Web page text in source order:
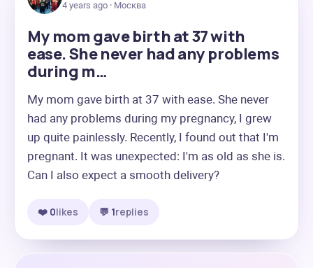
4 years ago · Москва
My mom gave birth at 37 with
ease. She never had any problems
during m…
My mom gave birth at 37 with ease. She never
had any problems during my pregnancy, I grew
up quite painlessly. Recently, I found out that I'm
pregnant. It was unexpected: I'm as old as she is.
Can I also expect a smooth delivery?
❤️ 0likes 💬 1replies